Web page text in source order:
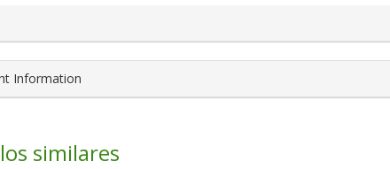
Information
similares